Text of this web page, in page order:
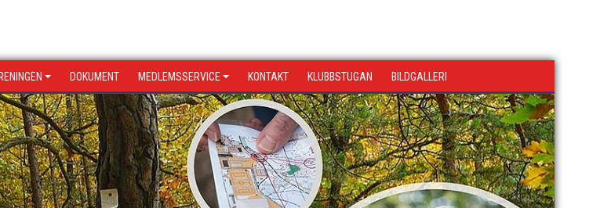
DOKUMENT MEDLEMSSERVICE KONTAKT KLUBBSTUGAN BILDGALLERI